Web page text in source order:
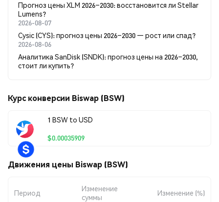
Прогноз цены XLM 2026–2030: восстановится ли Stellar
Lumens?
2026-08-07
Cysic (CYS): прогноз цены 2026–2030 — рост или спад?
2026-08-06
Аналитика SanDisk (SNDK): прогноз цены на 2026–2030,
стоит ли купить?
Курс конверсии Biswap (BSW)
1 BSW to USD
$0.00035909
Движения цены Biswap (BSW)
Период
Изменение
суммы
Изменение (%)